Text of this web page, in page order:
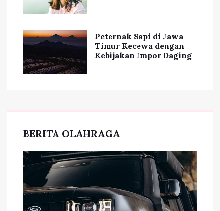
Peternak Sapi di Jawa
Timur Kecewa dengan
Kebijakan Impor Daging
BERITA OLAHRAGA